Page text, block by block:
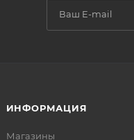
ИНФОРМАЦИЯ
Магазины